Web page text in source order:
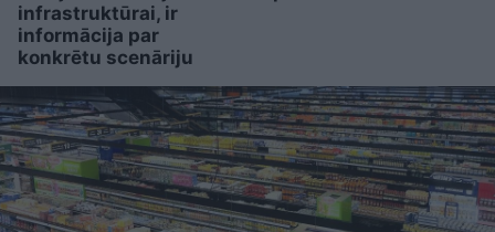
infrastruktūrai, ir
informācija par
konkrētu scenāriju